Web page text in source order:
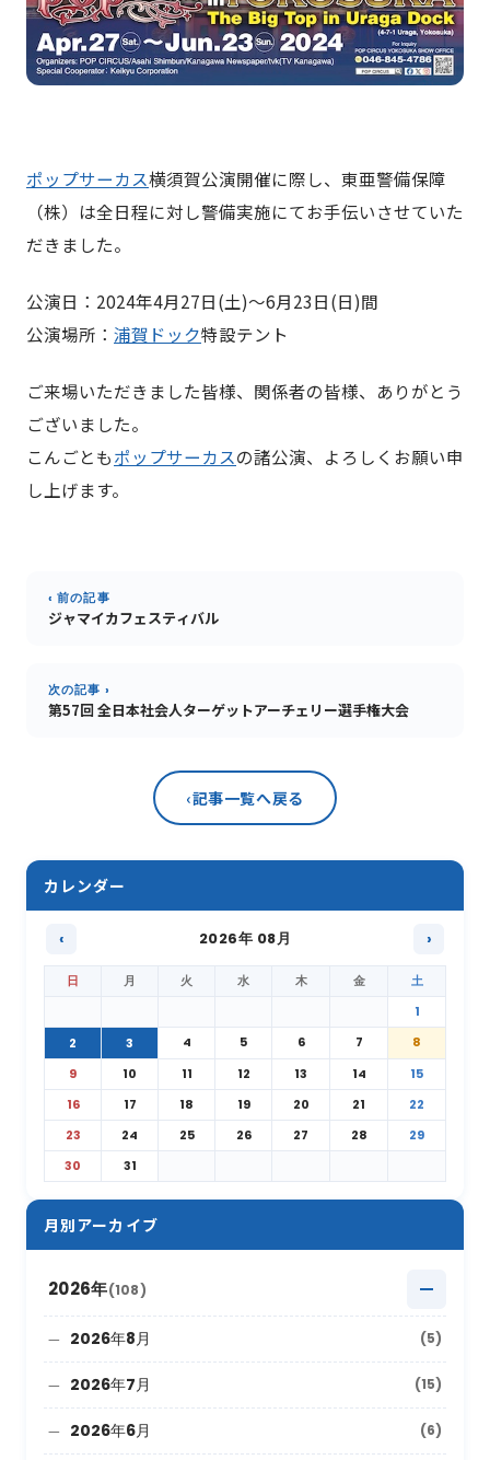
ポップサーカス横須賀公演開催に際し、東亜警備保障
（株）は全日程に対し警備実施にてお手伝いさせていた
だきました。
公演日：2024年4月27日(土)〜6月23日(日)間
公演場所： 浦賀ドック特設テント
ご来場いただきました皆様、関係者の皆様、ありがとう
ございました。
こんごともポップサーカスの諸公演、よろしくお願い申
し上げます。
‹ 前の記事
ジャマイカフェスティバル
次の記事 ›
第57回 全日本社会人ターゲットアーチェリー選手権大会
‹記事一覧へ戻る
カレンダー
‹ 2026年 08月 ›
日 月 火 水 木 金
土
1
2
3 4 5 6 7
8
9
10 11 12 13 14
15
16
17 18 19 20 21
22
23
24 25 26 27 28
29
30
31
月別アーカイブ
2026年(108)
2026年8月 (5)
2026年7月 (15)
2026年6月 (6)